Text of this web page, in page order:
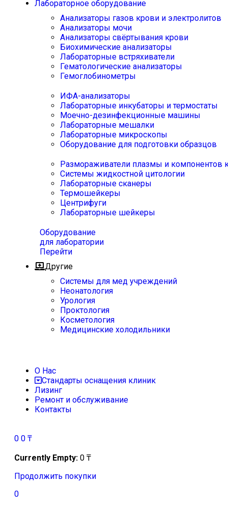
Лабораторное оборудование
Анализаторы газов крови и электролитов
Анализаторы мочи
Анализаторы свёртывания крови
Биохимические анализаторы
Лабораторные встряхиватели
Гематологические анализаторы
Гемоглобинометры
ИФА-анализаторы
Лабораторные инкубаторы и термостаты
Моечно-дезинфекционные машины
Лабораторные мешалки
Лабораторные микроскопы
Оборудование для подготовки образцов
Размораживатели плазмы и компонентов
Системы жидкостной цитологии
Лабораторные сканеры
Термошейкеры
Центрифуги
Лабораторные шейкеры
Оборудование
для лаборатории
Перейти
Другие
Системы для мед учреждений
Неонатология
Урология
Проктология
Косметология
Медицинские холодильники
О Нас
Стандарты оснащения клиник
Лизинг
Ремонт и обслуживание
Контакты
0 0 ₸
Currently Empty: 0 ₸
Продолжить покупки
0